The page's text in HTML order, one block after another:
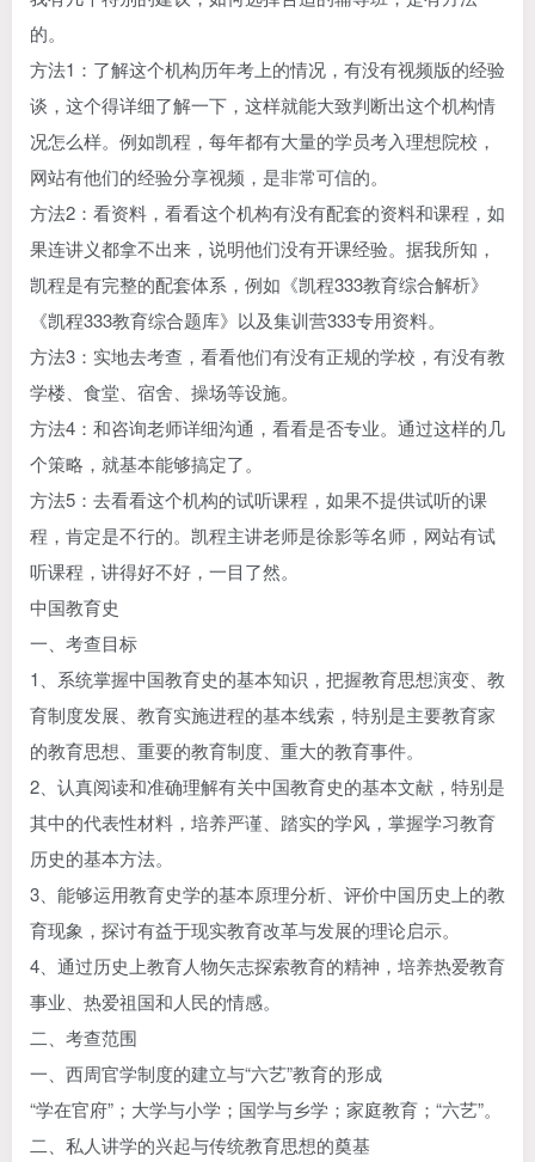
的。
方法1：了解这个机构历年考上的情况，有没有视频版的经验
谈，这个得详细了解一下，这样就能大致判断出这个机构情
况怎么样。例如凯程，每年都有大量的学员考入理想院校，
网站有他们的经验分享视频，是非常可信的。
方法2：看资料，看看这个机构有没有配套的资料和课程，如
果连讲义都拿不出来，说明他们没有开课经验。据我所知，
凯程是有完整的配套体系，例如《凯程333教育综合解析》
《凯程333教育综合题库》以及集训营333专用资料。
方法3：实地去考查，看看他们有没有正规的学校，有没有教
学楼、食堂、宿舍、操场等设施。
方法4：和咨询老师详细沟通，看看是否专业。通过这样的几
个策略，就基本能够搞定了。
方法5：去看看这个机构的试听课程，如果不提供试听的课
程，肯定是不行的。凯程主讲老师是徐影等名师，网站有试
听课程，讲得好不好，一目了然。
中国教育史
一、考查目标
1、系统掌握中国教育史的基本知识，把握教育思想演变、教
育制度发展、教育实施进程的基本线索，特别是主要教育家
的教育思想、重要的教育制度、重大的教育事件。
2、认真阅读和准确理解有关中国教育史的基本文献，特别是
其中的代表性材料，培养严谨、踏实的学风，掌握学习教育
历史的基本方法。
3、能够运用教育史学的基本原理分析、评价中国历史上的教
育现象，探讨有益于现实教育改革与发展的理论启示。
4、通过历史上教育人物矢志探索教育的精神，培养热爱教育
事业、热爱祖国和人民的情感。
二、考查范围
一、西周官学制度的建立与“六艺”教育的形成
“学在官府”；大学与小学；国学与乡学；家庭教育；“六艺”。
二、私人讲学的兴起与传统教育思想的奠基